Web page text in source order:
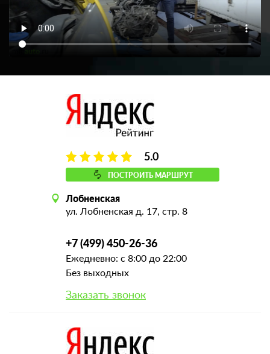
5.0
ПОСТРОИТЬ МАРШРУТ
Лобненская
ул. Лобненская д. 17, стр. 8
+7 (499) 450-26-36
Ежедневно: с 8:00 до 22:00
Без выходных
Заказать звонок